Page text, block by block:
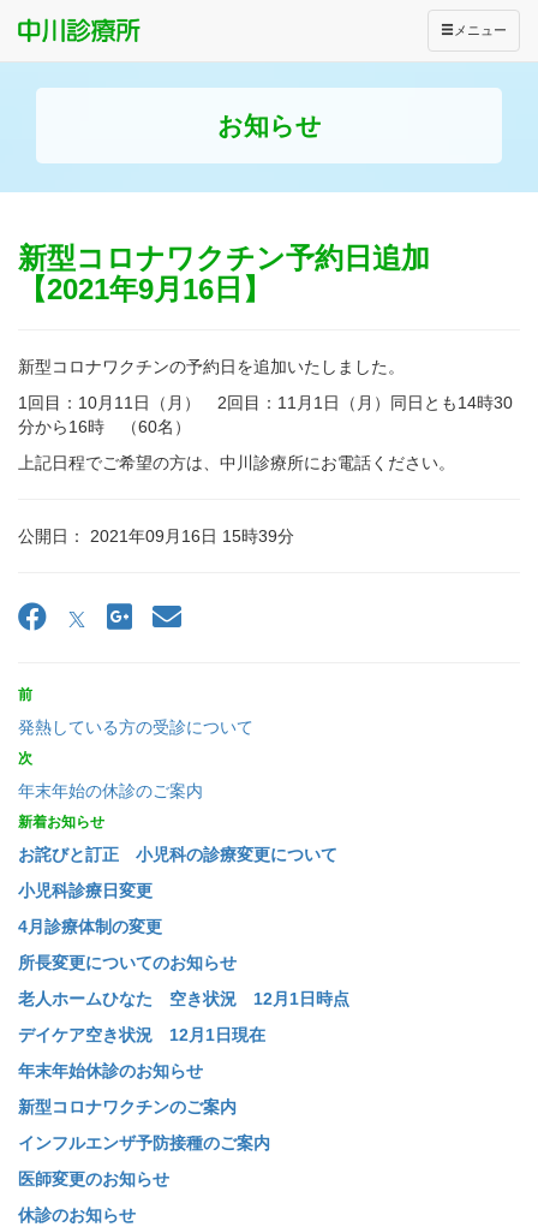
メニュー
お知らせ
新型コロナワクチン予約日追加
【2021年9月16日】
新型コロナワクチンの予約日を追加いたしました。
1回目：10月11日（月） 2回目：11月1日（月）同日とも14時30
分から16時 （60名）
上記日程でご希望の方は、中川診療所にお電話ください。
公開日： 2021年09月16日 15時39分
前
発熱している方の受診について
次
年末年始の休診のご案内
新着お知らせ
お詫びと訂正 小児科の診療変更について
小児科診療日変更
4月診療体制の変更
所長変更についてのお知らせ
老人ホームひなた 空き状況 12月1日時点
デイケア空き状況 12月1日現在
年末年始休診のお知らせ
新型コロナワクチンのご案内
インフルエンザ予防接種のご案内
医師変更のお知らせ
休診のお知らせ